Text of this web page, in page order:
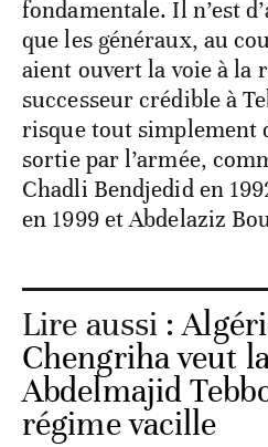
fondamentale. Il n’est
que les généraux, au
aient ouvert la voie à la
successeur crédible à
risque tout simplement
sortie par l’armée,
Chadli Bendjedid en
en 1999 et Abdelaziz
Lire aussi :
Chengriha veut
Abdelmajid
régime vacille